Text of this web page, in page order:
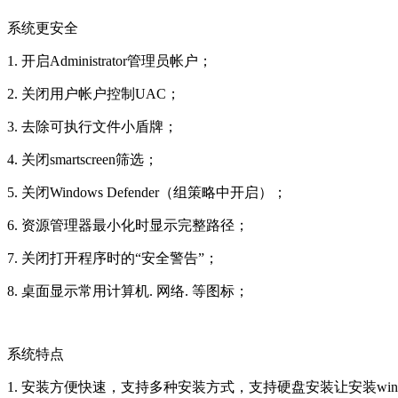
系统更安全
1. 开启Administrator管理员帐户；
2. 关闭用户帐户控制UAC；
3. 去除可执行文件小盾牌；
4. 关闭smartscreen筛选；
5. 关闭Windows Defender（组策略中开启）；
6. 资源管理器最小化时显示完整路径；
7. 关闭打开程序时的“安全警告”；
8. 桌面显示常用计算机. 网络. 等图标；
系统特点
1. 安装方便快速，支持多种安装方式，支持硬盘安装让安装